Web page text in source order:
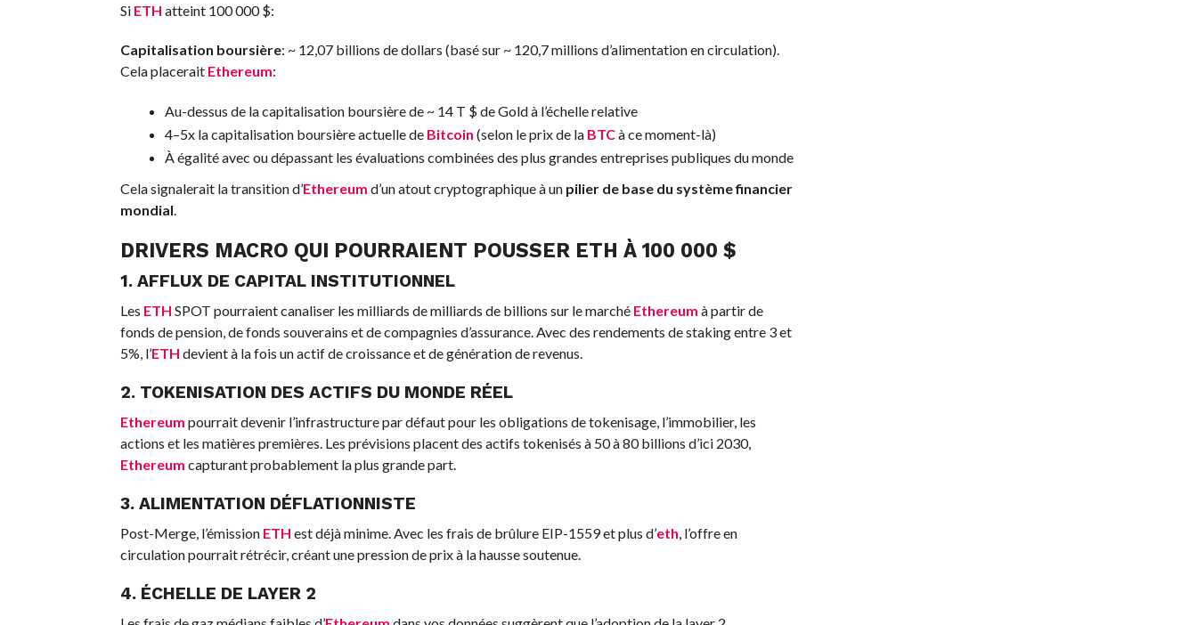
Si ETH atteint 100 000 $:
Capitalisation boursière: ~ 12,07 billions de dollars (basé sur ~ 120,7 millions d’alimentation en circulation).
Cela placerait Ethereum:
Au-dessus de la capitalisation boursière de ~ 14 T $ de Gold à l’échelle relative
4–5x la capitalisation boursière actuelle de Bitcoin (selon le prix de la BTCà ce moment-là)
À égalité avec ou dépassant les évaluations combinées des plus grandes entreprises publiques du monde
Cela signalerait la transition d’Ethereum d’un atout cryptographique à un pilier de base du système financier
mondial.
DRIVERS MACRO QUI POURRAIENT POUSSER ETH À 100 000 $
1. AFFLUX DE CAPITAL INSTITUTIONNEL
Les ETH SPOT pourraient canaliser les milliards de milliards de billions sur le marché Ethereum à partir de
fonds de pension, de fonds souverains et de compagnies d’assurance. Avec des rendements de staking entre 3 et
5%, l’ETH devient à la fois un actif de croissance et de génération de revenus.
2. TOKENISATION DES ACTIFS DU MONDE RÉEL
Ethereum pourrait devenir l’infrastructure par défaut pour les obligations de tokenisage, l’immobilier, les
actions et les matières premières. Les prévisions placent des actifs tokenisés à 50 à 80 billions d’ici 2030,
Ethereum capturant probablement la plus grande part.
3. ALIMENTATION DÉFLATIONNISTE
Post-Merge, l’émission ETH est déjà minime. Avec les frais de brûlure EIP-1559 et plus d’eth, l’offre en
circulation pourrait rétrécir, créant une pression de prix à la hausse soutenue.
4. ÉCHELLE DE LAYER 2